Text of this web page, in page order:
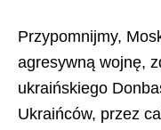
Przypomnijmy,
agresywną wojnę,
ukraińskiego
Ukraińców, przez